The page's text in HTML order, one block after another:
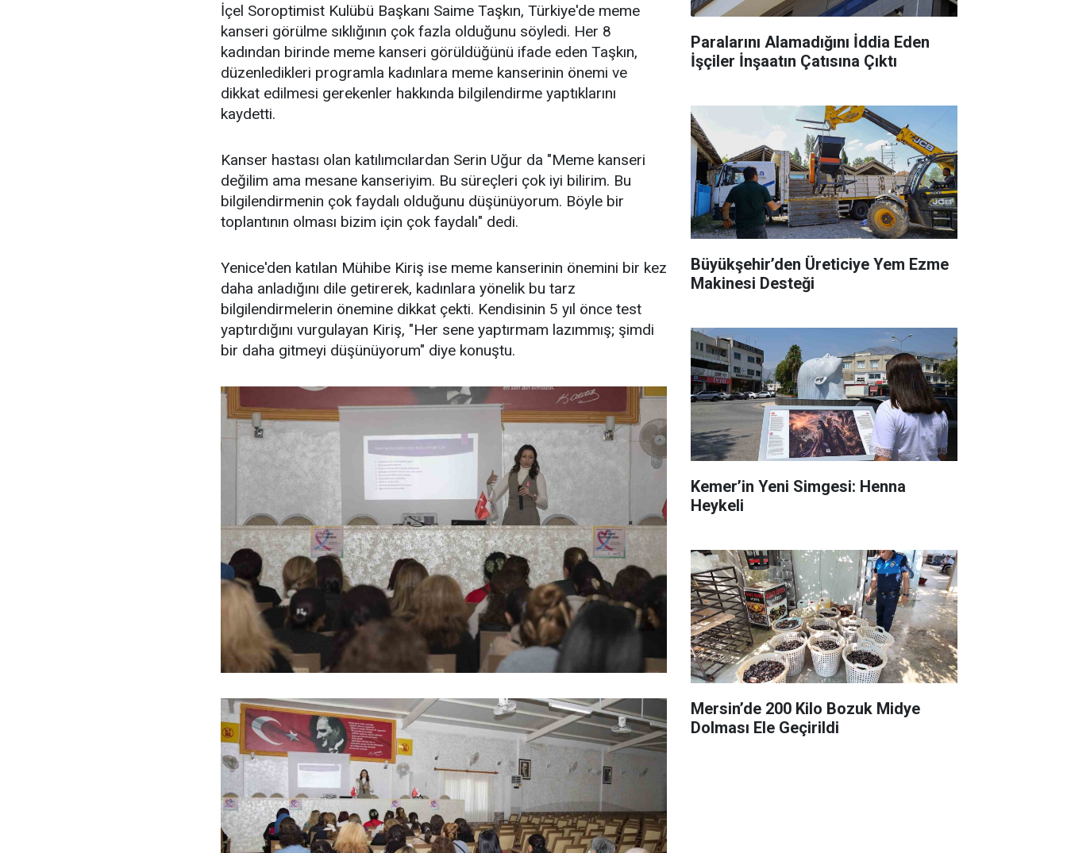
İçel Soroptimist Kulübü Başkanı Saime Taşkın, Türkiye'de meme
kanseri görülme sıklığının çok fazla olduğunu söyledi. Her 8
kadından birinde meme kanseri görüldüğünü ifade eden Taşkın,
düzenledikleri programla kadınlara meme kanserinin önemi ve
dikkat edilmesi gerekenler hakkında bilgilendirme yaptıklarını
kaydetti.
Kanser hastası olan katılımcılardan Serin Uğur da "Meme kanseri
değilim ama mesane kanseriyim. Bu süreçleri çok iyi bilirim. Bu
bilgilendirmenin çok faydalı olduğunu düşünüyorum. Böyle bir
toplantının olması bizim için çok faydalı" dedi.
Yenice'den katılan Mühibe Kiriş ise meme kanserinin önemini bir kez
daha anladığını dile getirerek, kadınlara yönelik bu tarz
bilgilendirmelerin önemine dikkat çekti. Kendisinin 5 yıl önce test
yaptırdığını vurgulayan Kiriş, "Her sene yaptırmam lazımmış; şimdi
bir daha gitmeyi düşünüyorum" diye konuştu.
Paralarını Alamadığını İddia Eden
İşçiler İnşaatın Çatısına Çıktı
Büyükşehir’den Üreticiye Yem Ezme
Makinesi Desteği
Kemer’in Yeni Simgesi: Henna
Heykeli
Mersin’de 200 Kilo Bozuk Midye
Dolması Ele Geçirildi